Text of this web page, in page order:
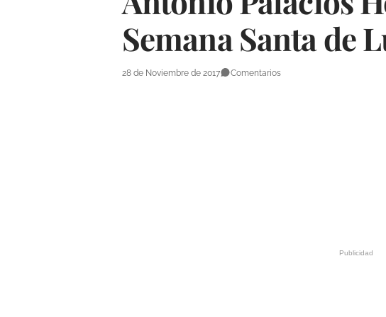
Semana Santa de
28 de Noviembre de 2017 Comentarios